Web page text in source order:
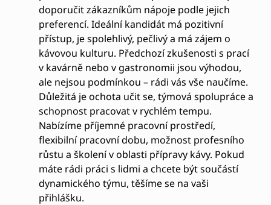
doporučit zákazníkům nápoje podle jejich
preferencí. Ideální kandidát má pozitivní
přístup, je spolehlivý, pečlivý a má zájem o
kávovou kulturu. Předchozí zkušenosti s prací
v kavárně nebo v gastronomii jsou výhodou,
ale nejsou podmínkou – rádi vás vše naučíme.
Důležitá je ochota učit se, týmová spolupráce a
schopnost pracovat v rychlém tempu.
Nabízíme příjemné pracovní prostředí,
flexibilní pracovní dobu, možnost profesního
růstu a školení v oblasti přípravy kávy. Pokud
máte rádi práci s lidmi a chcete být součástí
dynamického týmu, těšíme se na vaši
přihlášku.